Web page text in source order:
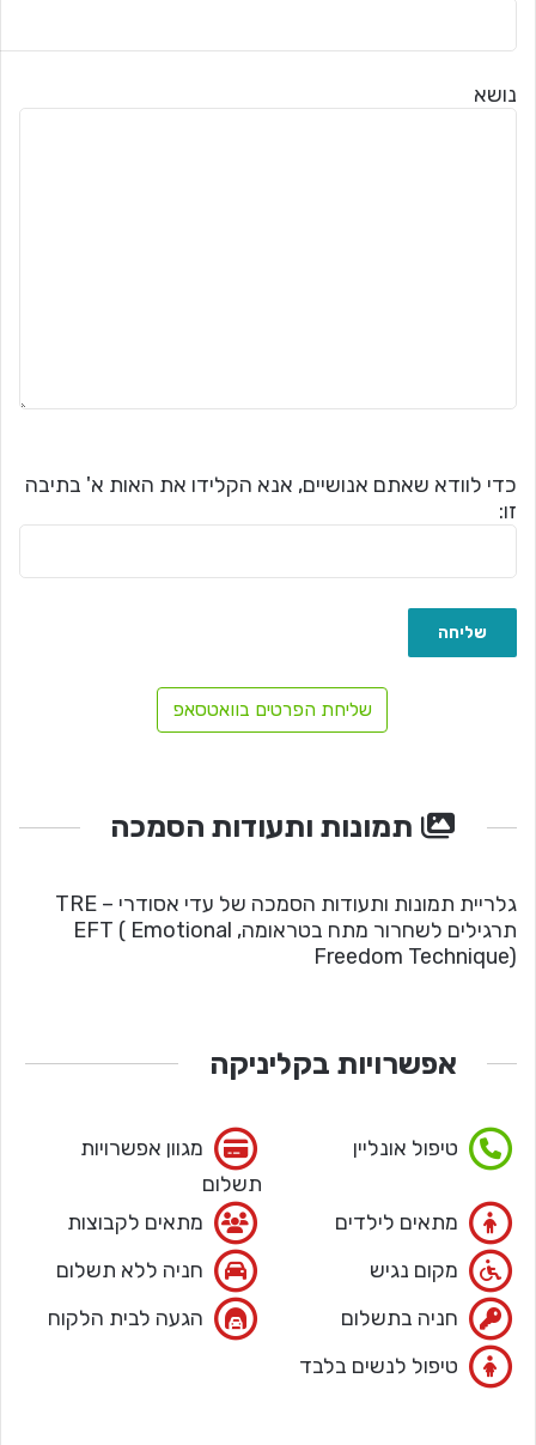
נושא
כדי לוודא שאתם אנושיים, אנא הקלידו את האות א' בתיבה
זו:
שליחת הפרטים בוואטסאפ
תמונות ותעודות הסמכה
גלריית תמונות ותעודות הסמכה של עדי אסודרי – TRE
‏תרגילים לשחרור מתח בטראומה, EFT ( Emotional
Freedom Technique)
אפשרויות בקליניקה
טיפול אונליין
מגוון אפשרויות
תשלום
מתאים לילדים
מתאים לקבוצות
מקום נגיש
חניה ללא תשלום
חניה בתשלום
הגעה לבית הלקוח
טיפול לנשים בלבד